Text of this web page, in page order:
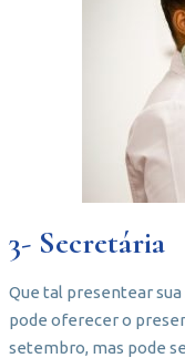
3- Secretária
Que tal presentear
pode oferecer o
setembro, mas pode